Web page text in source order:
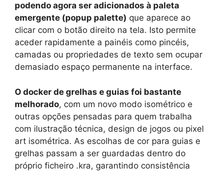
podendo agora ser adicionados à paleta
emergente (popup palette) que aparece ao
clicar com o botão direito na tela. Isto permite
aceder rapidamente a painéis como pincéis,
camadas ou propriedades de texto sem ocupar
demasiado espaço permanente na interface.
O docker de grelhas e guias foi bastante
melhorado, com um novo modo isométrico e
outras opções pensadas para quem trabalha
com ilustração técnica, design de jogos ou pixel
art isométrica. As escolhas de cor para guias e
grelhas passam a ser guardadas dentro do
próprio ficheiro .kra, garantindo consistência